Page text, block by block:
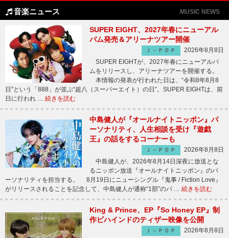
音楽ニュース MUSIC NEWS
SUPER EIGHT、2027年春にニューアル
バム発売＆アリーナツアー開催
Ｊ－ＰＯＰ
2026年8月8日
SUPER EIGHTが、2027年春にニューアルバ
ムをリリースし、アリーナツアーを開催する。
本情報の発表が行われた日は、“令和8年8月8
日”という「888」が並ぶ“超八（スーパーエイト）の日”。SUPER EIGHTは、前
日に行われ … 続きを読む
中島健人が『オールナイトニッポン』パ
ーソナリティ、人生相談を受け『遊戯
王』の話をするコーナーも
Ｊ－ＰＯＰ
2026年8月8日
中島健人が、2026年8月14日深夜に放送とな
るニッポン放送『オールナイトニッポン』のパ
ーソナリティを担当する。 8月19日にニューシングル『鬼事 / Fiction Love』
がリリースされることを記念して、中島健人が通称“1部”のパ … 続きを読む
King & Prince、EP『So Honey EP』制
作ビハインドのティザー映像を公開
Ｊ－ＰＯＰ
2026年8月8日